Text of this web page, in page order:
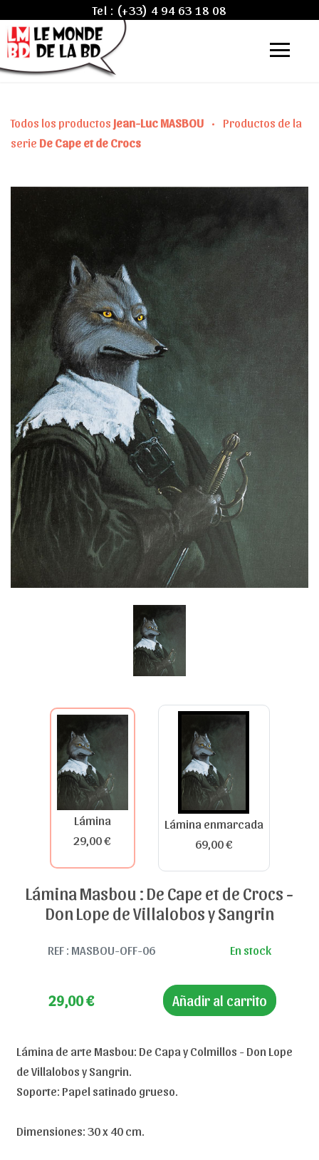
Tel : (+33) 4 94 63 18 08
Todos los productos Jean-Luc MASBOU •
Productos de la
serie De Cape et de Crocs
Lámina
29,00 €
Lámina enmarcada
69,00 €
Lámina Masbou : De Cape et de Crocs -
Don Lope de Villalobos y Sangrin
REF : MASBOU-OFF-06 En stock
29,00€ Añadir al carrito
Lámina de arte Masbou: De Capa y Colmillos - Don Lope
de Villalobos y Sangrin.
Soporte: Papel satinado grueso.
Dimensiones: 30 x 40 cm.